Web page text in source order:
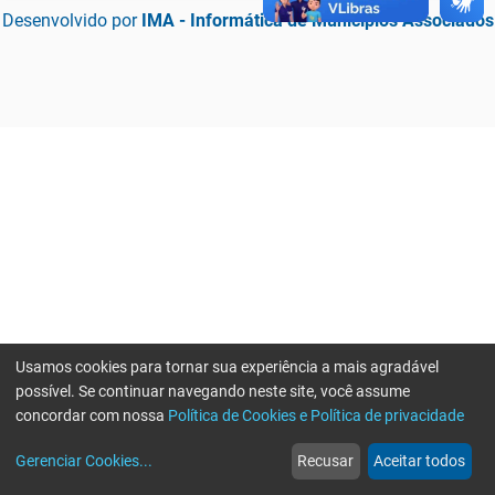
Desenvolvido por IMA - Informática de Municípios Associados
web
Notícias
more_horiz
Mais
Usamos cookies para tornar sua experiência a mais agradável
possível. Se continuar navegando neste site, você assume
concordar com nossa Política de Cookies e Política de privacidade
Gerenciar Cookies... Recusar Aceitar todos
Erro ao enviar informações, por favor tente novamente